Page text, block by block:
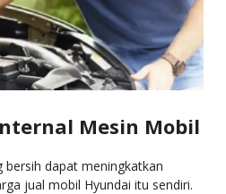
Mesin Mobil
dapat meningkatkan
jual mobil Hyundai itu sendiri.